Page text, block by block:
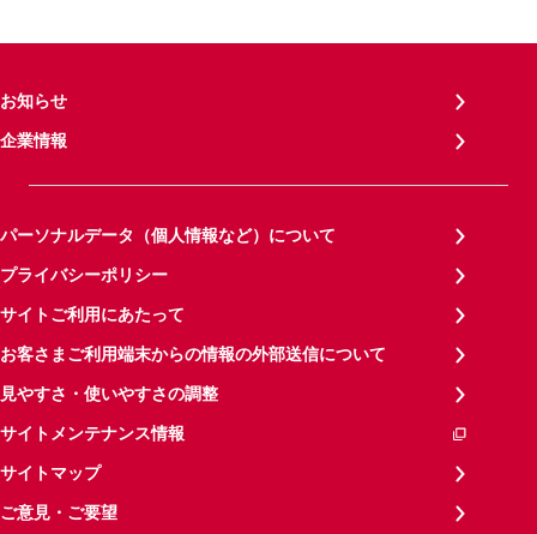
お知らせ
企業情報
パーソナルデータ（個人情報など）について
プライバシーポリシー
サイトご利用にあたって
お客さまご利用端末からの情報の外部送信について
見やすさ・使いやすさの調整
サイトメンテナンス情報
サイトマップ
ご意見・ご要望